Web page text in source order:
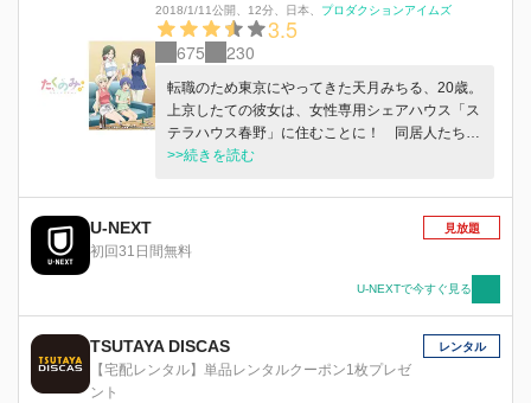
2018/1/11公開 12分 日本 プロダクションアイムズ
3.5
675 230
転職のため東京にやってきた天月みちる、20歳。
上京したての彼女は、女性専用シェアハウス「ス
テラハウス春野」に住むことに！ 同居人たちと
は仕事も年齢もバラバラだけど、美味しいお酒と
パイ、ほろ酔い“宅呑み”コメディー！！開封(プシ
ュッ！！)※未成年者の飲酒は法律で禁じられて
います。20歳以上になってから楽しみましょう。
>>続きを読む
U-NEXT
初回31日間無料
見放題
U-NEXTで今すぐ見る
TSUTAYA DISCAS
【宅配レンタル】単品レンタルクーポン1枚プレゼ
ント
レンタル